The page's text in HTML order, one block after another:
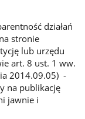
działań
stronie
lub urzędu
art. 8 ust. 1 ww.
2014.09.05) -
na publikację
jawnie i